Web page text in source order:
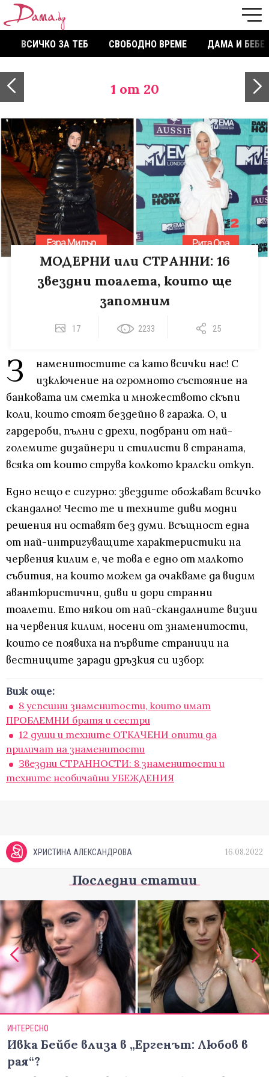
ВСИЧКО ЗА ТЕБ СВОБОДНО ВРЕМЕ ДАМА И БЕБЕ
1 от 20
МОДЕРНИ или СТРАННИ: 16
звездни тоалета, които ще
запомним
17 2233 25
З
наменитостите са като всички нас! С
изключение на огромното състояние на
банковата им сметка и множеството скъпи
коли, които стоят бездейно в гаража. О, и
гардероби, пълни с дрехи, подбрани от най-
големите дизайнери и стилисти в страната,
всяка от които струва колкото кралски откуп.
Едно нещо е сигурно: звездите обожават всичко
скандално! Често те и техните диви модни
решения ни оставят без думи. Всъщност една
от най-интригуващите характеристики на
червения килим е, че това е едно от малкото
събития, на които можем да очакваме да видим
авантюристични, диви и дори странни
тоалети. Ето някои от най-скандалните визии
на червения килим, носени от знаменитости,
които се появиха на първите страници на
вестниците заради дръзкия си избор:
Виж още:
8 успешни знаменитости, които имат
ПРОБЛЕМНИ братя и сестри
12 души и техните ОТКАЧЕНИ опити да
приличат на знаменитости
Звездни СТРАННОСТИ: 8 знаменитости и
техните необичайни УБЕЖДЕНИЯ
ХРИСТИНА АЛЕКСАНДРОВА 16.08.2022
Последни статии
ИНТЕРЕСНО
Ивка Бейбе влиза в „Ергенът: Любов в
рая“?